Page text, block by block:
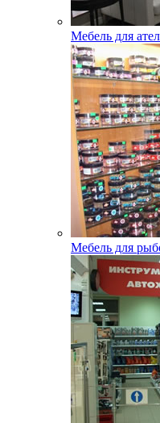
Мебель для
Мебель для